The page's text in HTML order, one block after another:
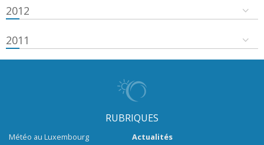
2012
2011
RUBRIQUES
Météo au Luxembourg
Actualités